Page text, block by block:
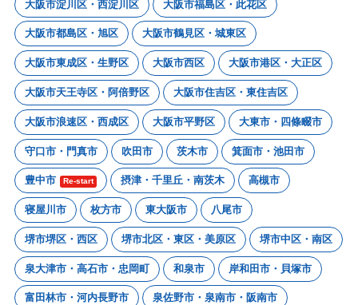
大阪市淀川区・西淀川区 大阪市福島区・此花区
大阪市都島区・旭区 大阪市鶴見区・城東区
大阪市東成区・生野区 大阪市西区 大阪市港区・大正区
大阪市天王寺区・阿倍野区 大阪市住吉区・東住吉区
大阪市浪速区・西成区 大阪市平野区 大東市・四條畷市
守口市・門真市 吹田市 茨木市 箕面市・池田市
豊中市 Re-start 摂津・千里丘・南茨木 高槻市
寝屋川市 枚方市 東大阪市 八尾市
堺市堺区・西区 堺市北区・東区・美原区 堺市中区・南区
泉大津市・高石市・忠岡町 和泉市 岸和田市・貝塚市
富田林市・河内長野市 泉佐野市・泉南市・阪南市